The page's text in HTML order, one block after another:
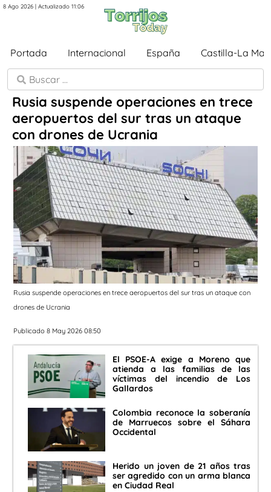
8 Ago 2026 | Actualizado 11:06
Portada Internacional España Castilla-La
Rusia suspende operaciones en trece
aeropuertos del sur tras un ataque
con drones de Ucrania
Rusia suspende operaciones en trece aeropuertos del sur tras un ataque con
drones de Ucrania
Publicado 8 May 2026 08:50
El PSOE-A exige a Moreno que
atienda a las familias de las
víctimas del incendio de Los
Gallardos
Colombia reconoce la soberanía
de Marruecos sobre el Sáhara
Occidental
Herido un joven de 21 años tras
ser agredido con un arma blanca
en Ciudad Real